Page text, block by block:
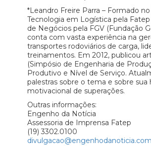
*Leandro Freire Parra – Formado
Tecnologia em Logística pela
de Negócios pela FGV (Fundação
conta com vasta experiência na
transportes rodoviários de carga,
treinamentos. Em 2012, publicou
(Simpósio de Engenharia de
Produtivo e Nível de Serviço.
palestras sobre o tema e sobre sua
motivacional de superações.
Outras informações:
Engenho da Notícia
Assessoria de Imprensa Fatep
(19) 3302.0100